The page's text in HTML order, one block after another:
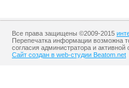
Все права защищены ©2009-2015
Перепечатка информации возможна
согласия администратора и активной
Сайт создан в web-студии Beatom.net